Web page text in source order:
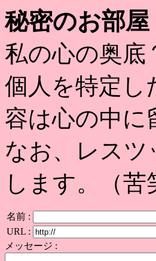
秘密のお部屋
私の心の奥底
個人を特定し
容は心の中に
なお、レスツ
します。（苦
名前 :
URL :
メッセージ :